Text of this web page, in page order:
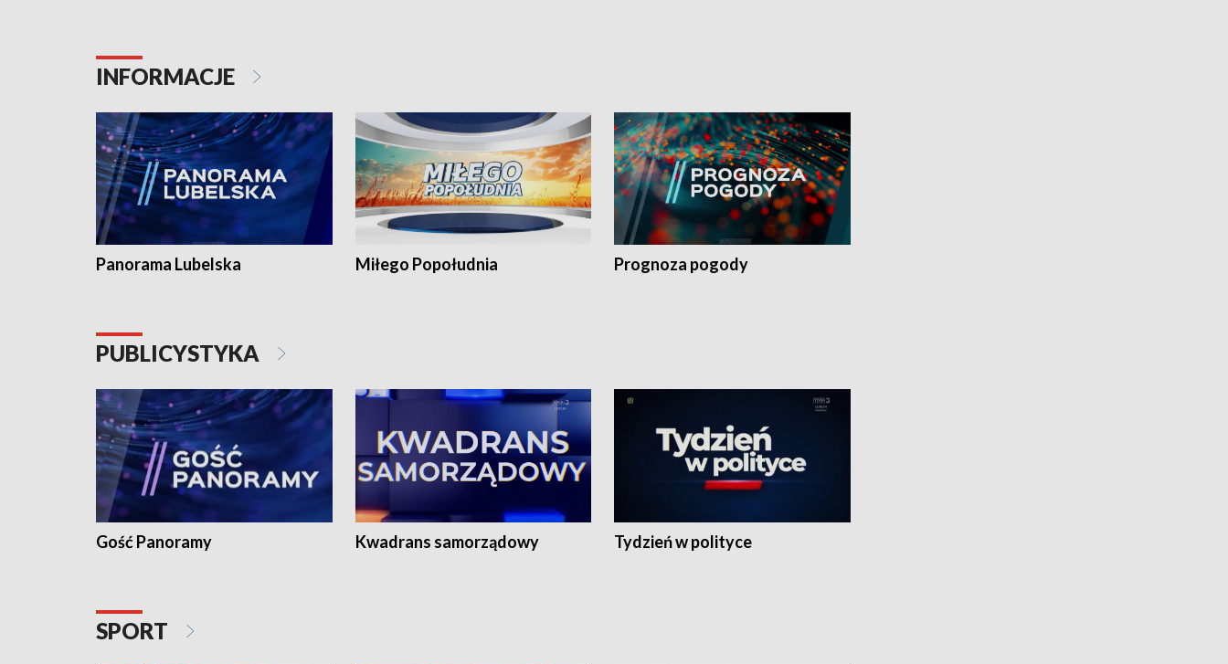
INFORMACJE
Panorama Lubelska Miłego Popołudnia Prognoza pogody
PUBLICYSTYKA
Gość Panoramy Kwadrans samorządowy Tydzień w polityce
SPORT